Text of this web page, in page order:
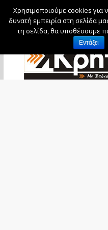
Παρασκευή, 7
Χρησιμοποιούμε cookies για
δυνατή εμπειρία στη σελίδα
τη σελίδα, θα υποθέσουμε
Εντάξει